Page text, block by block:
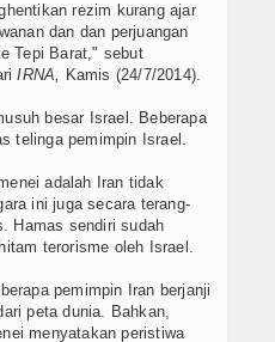
rezim kurang ajar
dan dan perjuangan
Tepi Barat," sebut
IRNA, Kamis (24/7/2014).
besar Israel. Beberapa
telinga pemimpin Israel.
adalah Iran tidak
ini juga secara terang-
Hamas sendiri sudah
terorisme oleh Israel.
pemimpin Iran berjanji
peta dunia. Bahkan,
menyatakan peristiwa